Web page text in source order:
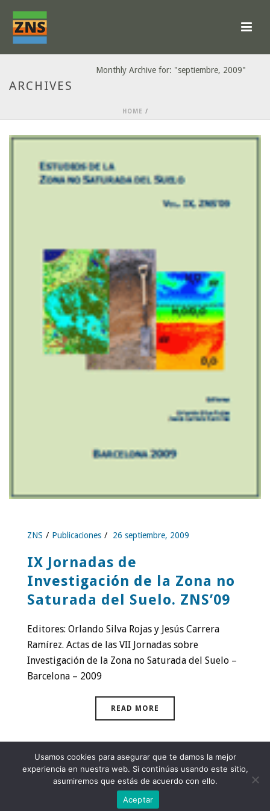
ARCHIVES
Monthly Archive for: "septiembre, 2009"
HOME /
ZNS Publicaciones 26 septiembre, 2009
IX Jornadas de
Investigación de la Zona no
Saturada del Suelo. ZNS’09
Editores: Orlando Silva Rojas y Jesús Carrera
Ramírez. Actas de las VII Jornadas sobre
Investigación de la Zona no Saturada del Suelo –
Barcelona – 2009
READ MORE
Contacto:zns2025@unavarra.es
Política de privacidad y cookies
Usamos cookies para asegurar que te damos la mejor
experiencia en nuestra web. Si continúas usando este sitio,
asumiremos que estás de acuerdo con ello.
Aceptar